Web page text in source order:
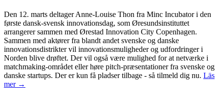
Den 12. marts deltager Anne-Louise Thon fra Minc Incubator i den
første dansk-svensk innovationsdag, som Øresundsinstituttet
arrangerer sammen med Ørestad Innovation City Copenhagen.
Sammen med aktører fra blandt andet svenske og danske
innovationsdistrikter vil innovationsmuligheder og udfordringer i
Norden blive drøftet. Der vil også være mulighed for at netværke i
matchmaking-området eller høre pitch-præsentationer fra svenske og
danske startups. Der er kun få pladser tilbage - så tilmeld dig nu. Läs
mer →